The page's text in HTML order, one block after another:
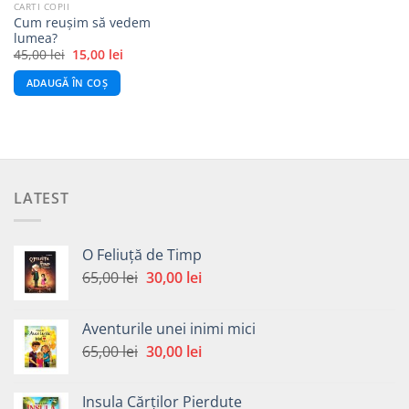
CARTI COPII
Cum reușim să vedem
lumea?
45,00lei Prețul
inițial
a
fost:
45,00 lei.
15,00 leiPrețul
curent
ADAUGĂ ÎN COȘ
LATEST
O Feliuță de Timp
65,00lei Prețul
fost:
65,00 lei.
30,00 leiPrețul
30,00 lei.
Aventurile unei inimi mici
65,00lei Prețul
30,00 leiPrețul
Insula Cărților Pierdute